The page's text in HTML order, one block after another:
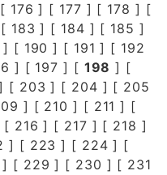
176 ] [ 177 ] [ 178 ] [
183 ] [ 184 ] [ 185 ]
] [ 190 ] [ 191 ] [ 192
] [ 197 ] [ 198 ] [
[ 203 ] [ 204 ] [ 205
] [ 210 ] [ 211 ] [
[ 216 ] [ 217 ] [ 218 ]
] [ 223 ] [ 224 ] [
] [ 229 ] [ 230 ] [ 231